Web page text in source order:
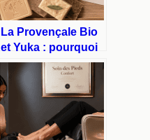
La Provençale Bio
et Yuka : pourquoi
certains produits
naturels sont-ils
moins bien notés ?